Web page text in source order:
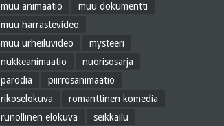
muu animaatio
muu dokumentti
muu harrastevideo
muu urheiluvideo
mysteeri
nukkeanimaatio
nuorisosarja
parodia
piirrosanimaatio
rikoselokuva
romanttinen komedia
runollinen elokuva
seikkailu